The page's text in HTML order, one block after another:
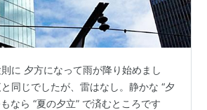
に 夕方になって雨が降り始めまし
同じでしたが、雷はなし。静かな “夕
なら “夏の夕立” で済むところです